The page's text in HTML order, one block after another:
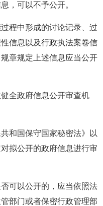
，可以不予公开。
程中形成的讨论记录、过
信息以及行政执法案卷信
章规定上述信息应当公开
政府信息公开审查机
国保守国家秘密法》以
拟公开的政府信息进行审
可以公开的，应当依照法
部门或者保密行政管理部